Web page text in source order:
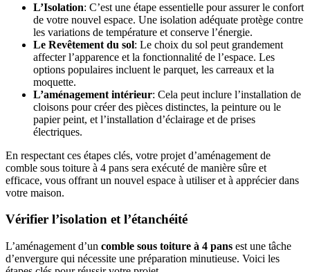
L’Isolation: C’est une étape essentielle pour assurer le confort
de votre nouvel espace. Une isolation adéquate protège contre
les variations de température et conserve l’énergie.
Le Revêtement du sol: Le choix du sol peut grandement
affecter l’apparence et la fonctionnalité de l’espace. Les
options populaires incluent le parquet, les carreaux et la
moquette.
L’aménagement intérieur: Cela peut inclure l’installation de
cloisons pour créer des pièces distinctes, la peinture ou le
papier peint, et l’installation d’éclairage et de prises
électriques.
En respectant ces étapes clés, votre projet d’aménagement de
comble sous toiture à 4 pans sera exécuté de manière sûre et
efficace, vous offrant un nouvel espace à utiliser et à apprécier dans
votre maison.
Vérifier l’isolation et l’étanchéité
L’aménagement d’un comble sous toiture à 4 pans est une tâche
d’envergure qui nécessite une préparation minutieuse. Voici les